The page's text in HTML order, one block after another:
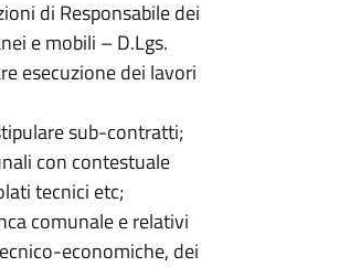
di Responsabile dei
e mobili – D.Lgs.
esecuzione dei lavori
sub-contratti;
con contestuale
tecnici etc;
comunale e relativi
economiche, dei